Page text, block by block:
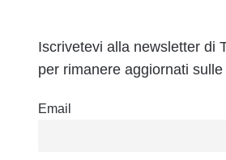
Iscrivetevi alla newsletter di
per rimanere aggiornati
Email